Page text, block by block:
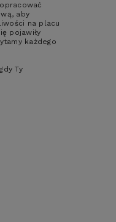
aby
na placu
pojawiły
każdego
Ty